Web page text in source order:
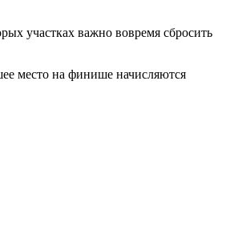
участках важно вовремя сбросить
место на финише начисляются